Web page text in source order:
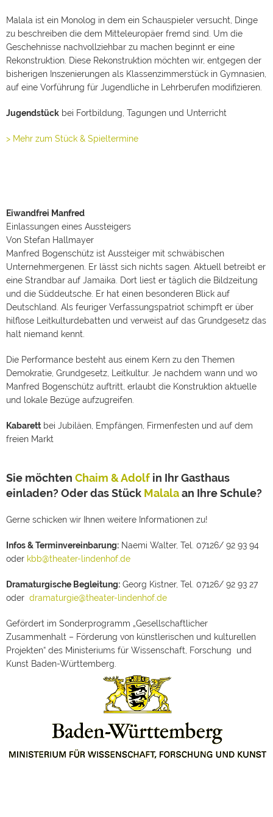
Malala ist ein Monolog in dem ein Schauspieler versucht, Dinge
zu beschreiben die dem Mitteleuropäer fremd sind. Um die
Geschehnisse nachvollziehbar zu machen beginnt er eine
Rekonstruktion. Diese Rekonstruktion möchten wir, entgegen der
bisherigen Inszenierungen als Klassenzimmerstück in Gymnasien,
auf eine Vorführung für Jugendliche in Lehrberufen modifizieren.
Jugendstück bei Fortbildung, Tagungen und Unterricht
> Mehr zum Stück & Spieltermine
Ministeriums für Wissenschaft, Forschung und Kunst
Baden-Württemberg.
[/vc_column_text][/vc_column][/vc_row][vc_row][vc_column
width="1/1"][/vc_column][/vc_row]
Eiwandfrei Manfred
Einlassungen eines Aussteigers
Von Stefan Hallmayer
Manfred Bogenschütz ist Aussteiger mit schwäbischen
Unternehmergenen. Er lässt sich nichts sagen. Aktuell betreibt er
eine Strandbar auf Jamaika. Dort liest er täglich die Bildzeitung
und die Süddeutsche. Er hat einen besonderen Blick auf
Deutschland. Als feuriger Verfassungspatriot schimpft er über
hilflose Leitkulturdebatten und verweist auf das Grundgesetz das
halt niemand kennt.
Die Performance besteht aus einem Kern zu den Themen
Demokratie, Grundgesetz, Leitkultur. Je nachdem wann und wo
Manfred Bogenschütz auftritt, erlaubt die Konstruktion aktuelle
und lokale Bezüge aufzugreifen.
Kabarett bei Jubiläen, Empfängen, Firmenfesten und auf dem
freien Markt
Sie möchten Chaim & Adolf in Ihr Gasthaus
einladen? Oder das Stück Malalaan Ihre Schule?
Gerne schicken wir Ihnen weitere Informationen zu!
Infos & Terminvereinbarung: Naemi Walter, Tel. 07126/ 92 93 94
oder kbb@theater-lindenhof.de
Dramaturgische Begleitung: Georg Kistner, Tel. 07126/ 92 93 27
oder dramaturgie@theater-lindenhof.de
Gefördert im Sonderprogramm „Gesellschaftlicher
Zusammenhalt – Förderung von künstlerischen und kulturellen
Projekten“ des Ministeriums für Wissenschaft, Forschung und
Kunst Baden-Württemberg.